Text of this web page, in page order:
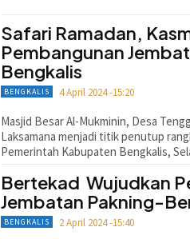
Safari Ramadan,
Pembangunan
Bengkalis
BENGKALIS 4 April 2024 -15:20
Masjid Besar Al-Mukminin, Desa
Laksamana menjadi titik penutup
Pemerintah Kabupaten Bengkalis,
Bertekad Wujudkan
Jembatan Pakning-
BENGKALIS 2 April 2024 -15:40